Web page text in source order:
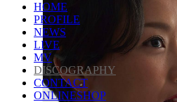
HOME
PROFILE
NEWS
LIVE
MV
DISCOGRAPHY
CONTACT
ONLINESHOP